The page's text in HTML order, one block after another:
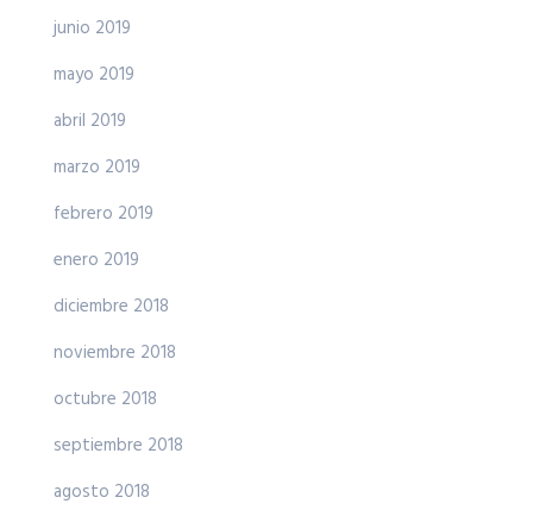
junio 2019
mayo 2019
abril 2019
marzo 2019
febrero 2019
enero 2019
diciembre 2018
noviembre 2018
octubre 2018
septiembre 2018
agosto 2018